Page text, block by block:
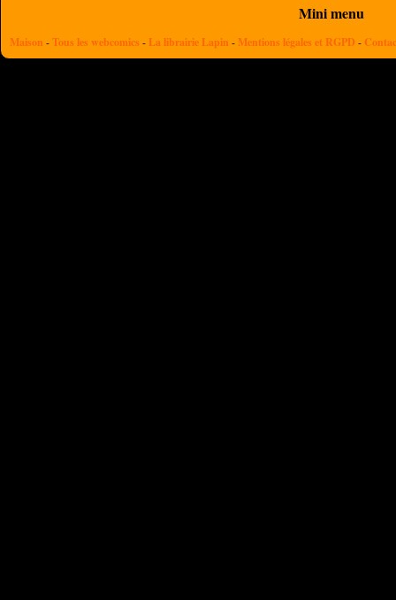
Mini menu
Maison -Tous les webcomics - La librairie Lapin - Mentions légales et RGPD -